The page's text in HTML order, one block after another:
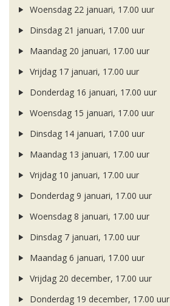
Woensdag 22 januari, 17.00 uur
Dinsdag 21 januari, 17.00 uur
Maandag 20 januari, 17.00 uur
Vrijdag 17 januari, 17.00 uur
Donderdag 16 januari, 17.00 uur
Woensdag 15 januari, 17.00 uur
Dinsdag 14 januari, 17.00 uur
Maandag 13 januari, 17.00 uur
Vrijdag 10 januari, 17.00 uur
Donderdag 9 januari, 17.00 uur
Woensdag 8 januari, 17.00 uur
Dinsdag 7 januari, 17.00 uur
Maandag 6 januari, 17.00 uur
Vrijdag 20 december, 17.00 uur
Donderdag 19 december, 17.00 uur